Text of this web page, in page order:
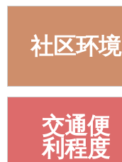
社区环境
交通便
利程度